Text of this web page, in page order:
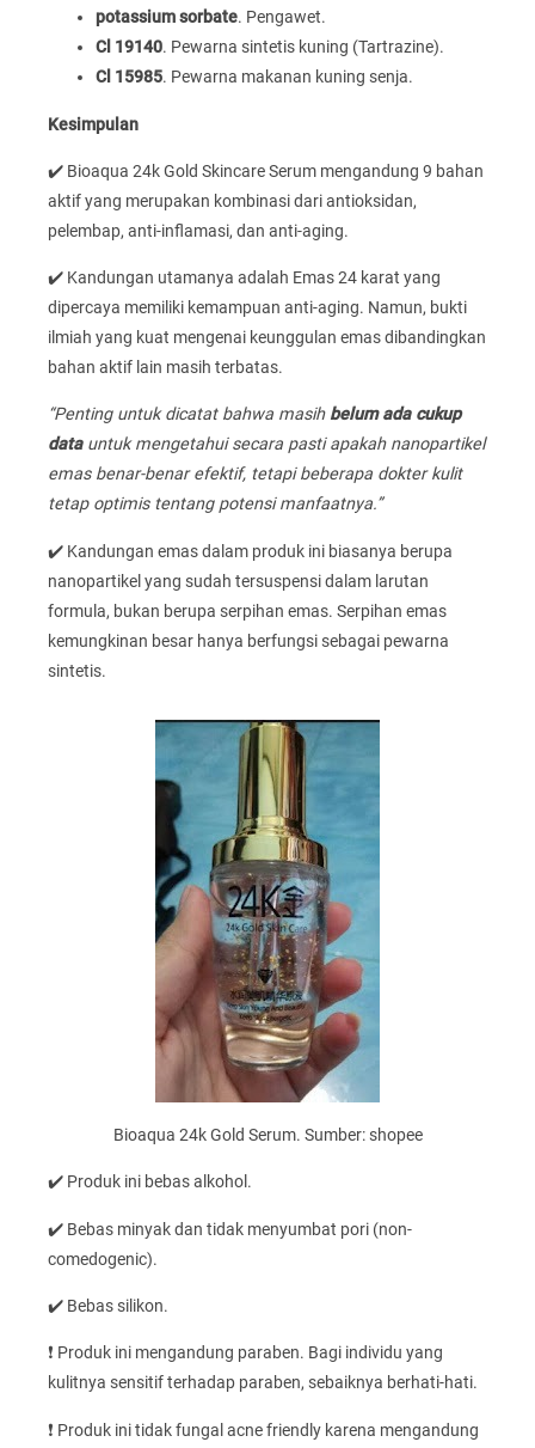
potassium sorbate. Pengawet.
Cl 19140. Pewarna sintetis kuning (Tartrazine).
Cl 15985. Pewarna makanan kuning senja.
Kesimpulan
✔️ Bioaqua 24k Gold Skincare Serum mengandung 9 bahan
aktif yang merupakan kombinasi dari antioksidan,
pelembap, anti-inflamasi, dan anti-aging.
✔️ Kandungan utamanya adalah Emas 24 karat yang
dipercaya memiliki kemampuan anti-aging. Namun, bukti
ilmiah yang kuat mengenai keunggulan emas dibandingkan
bahan aktif lain masih terbatas.
“Penting untuk dicatat bahwa masih belum ada cukup
datauntuk mengetahui secara pasti apakah nanopartikel
emas benar-benar efektif, tetapi beberapa dokter kulit
tetap optimis tentang potensi manfaatnya.”
✔️ Kandungan emas dalam produk ini biasanya berupa
nanopartikel yang sudah tersuspensi dalam larutan
formula, bukan berupa serpihan emas. Serpihan emas
kemungkinan besar hanya berfungsi sebagai pewarna
sintetis.
Bioaqua 24k Gold Serum. Sumber: shopee
✔️ Produk ini bebas alkohol.
✔️ Bebas minyak dan tidak menyumbat pori (non-
comedogenic).
✔️ Bebas silikon.
❗ Produk ini mengandung paraben. Bagi individu yang
kulitnya sensitif terhadap paraben, sebaiknya berhati-hati.
❗ Produk ini tidak fungal acne friendly karena mengandung